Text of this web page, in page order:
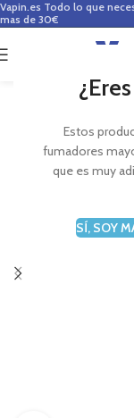
Estos
fumadores
que es muy
SÍ, SOY
Vapin.es Todo lo que
mas de 30€